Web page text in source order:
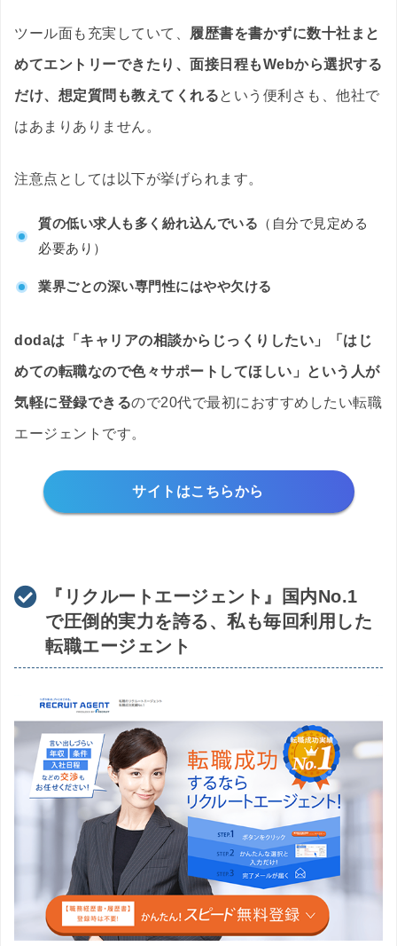
ツール面も充実していて、 履歴書を書かずに数十社まと
めてエントリーできたり、面接日程もWebから選択する
だけ、想定質問も教えてくれるという便利さも、他社で
はあまりありません。
注意点としては以下が挙げられます。
質の低い求人も多く紛れ込んでいる （自分で見定める
必要あり）
業界ごとの深い専門性にはやや欠ける
dodaは「キャリアの相談からじっくりしたい」「はじ
めての転職なので色々サポートしてほしい」という人が
気軽に登録できるので20代で最初におすすめしたい転職
エージェントです。
サイトはこちらから
『リクルートエージェント』国内No.1
で圧倒的実力を誇る、私も毎回利用した
転職エージェント